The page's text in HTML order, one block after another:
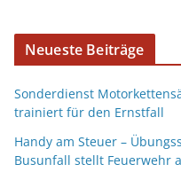
Neueste Beiträge
Sonderdienst
trainiert für den Ernstfall
Handy am Steuer –
Busunfall stellt Feuerwehr